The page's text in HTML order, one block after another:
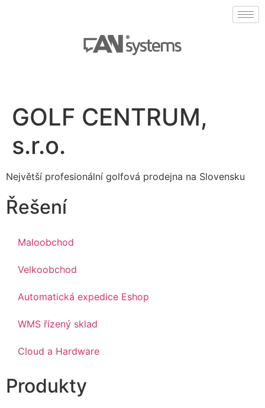
GOLF CENTRUM,
s.r.o.
Největší profesionální golfová prodejna na Slovensku
Řešení
Maloobchod
Velkoobchod
Automatická expedice Eshop
WMS řízený sklad
Cloud a Hardware
Produkty